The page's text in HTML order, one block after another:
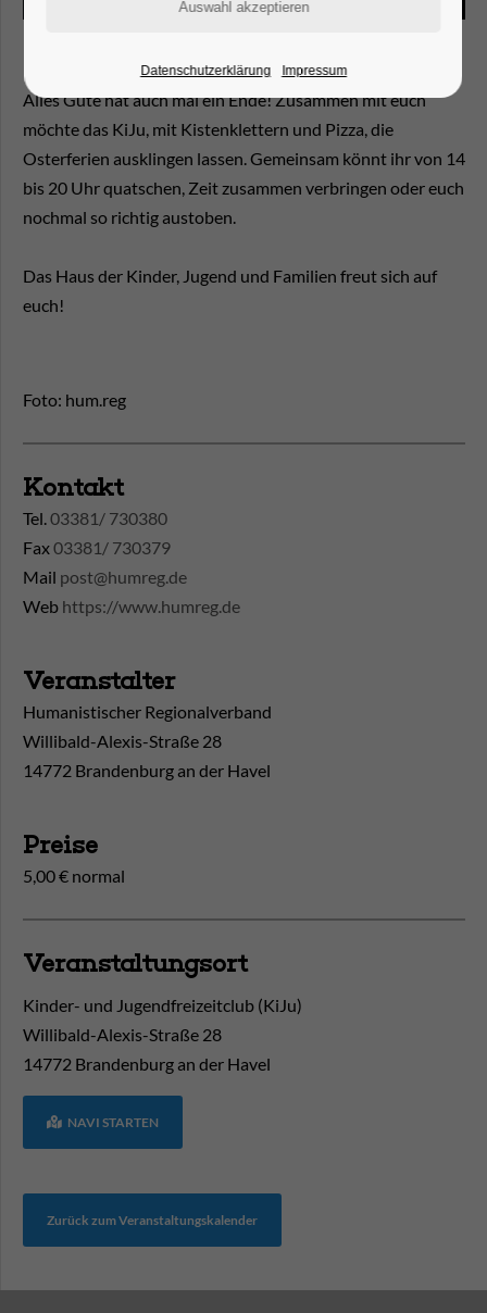
Alles Gute hat auch mal ein Ende! Zusammen mit euch
möchte das KiJu, mit Kistenklettern und Pizza, die
Osterferien ausklingen lassen. Gemeinsam könnt ihr von 14
bis 20 Uhr quatschen, Zeit zusammen verbringen oder euch
nochmal so richtig austoben.
Das Haus der Kinder, Jugend und Familien freut sich auf
euch!
Foto: hum.reg
Kontakt
Tel.03381/ 730380
Fax03381/ 730379
Mail post@humreg.de
Web https://www.humreg.de
Veranstalter
Humanistischer Regionalverband
Willibald-Alexis-Straße 28
14772 Brandenburg an der Havel
Preise
5,00 € normal
Veranstaltungsort
Kinder- und Jugendfreizeitclub (KiJu)
Willibald-Alexis-Straße 28
14772 Brandenburg an der Havel
NAVI STARTEN
Zurück zum Veranstaltungskalender
Datenschutzerklärung Impressum